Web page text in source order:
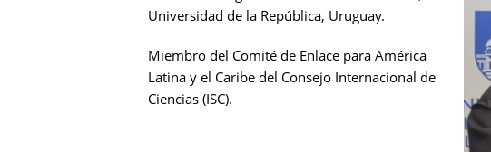
Universidad de la República, Uruguay.
Miembro del Comité de Enlace para América
Latina y el Caribe del Consejo Internacional de
Ciencias (ISC).